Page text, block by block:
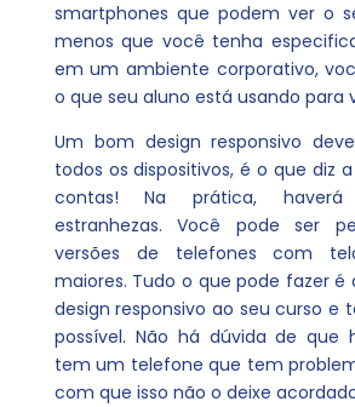
smartphones que podem ver o
menos que você tenha
em um ambiente corporativo,
o que seu aluno está usando para
Um bom design responsivo
todos os dispositivos, é o que diz
contas! Na prática,
estranhezas. Você pode ser
versões de telefones com
maiores. Tudo o que pode fazer
design responsivo ao seu curso e
possível. Não há dúvida de que
tem um telefone que tem
com que isso não o deixe